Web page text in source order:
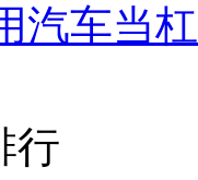
汽车当
行